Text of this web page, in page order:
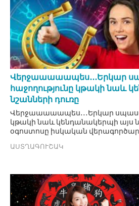
Վերջաաաաապես․․․Երկար
հաջողությունը կթակի նաև
նշանների դուռը
Վերջաաաաապես․․․Երկար
կթակի նաև կենդանակերպի այս
օգոստոսը իսկական
ԱՍՏՂԱԳՈՒՇԱԿ